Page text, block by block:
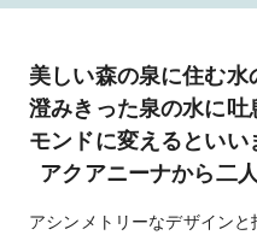
美しい森の泉に住む水
澄みきった泉の水に
モンドに変えるといい
アクアニーナから二
アシンメトリーなデザイン